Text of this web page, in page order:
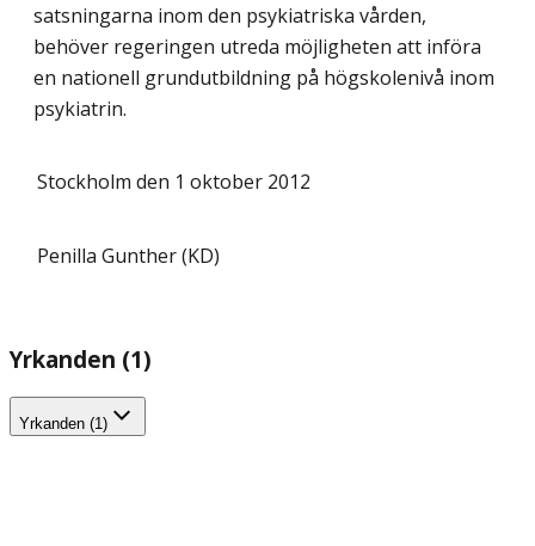
satsningarna inom den psykiatriska vården,
behöver regeringen utreda möjligheten att införa
en nationell grundutbildning på högskolenivå inom
psykiatrin.
Stockholm den 1 oktober 2012
Penilla Gunther (KD)
Yrkanden (1)
Yrkanden (1)